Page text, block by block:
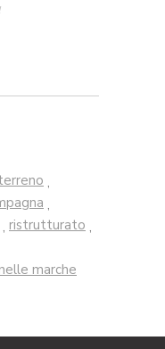
,
,
, ristrutturato ,
marche